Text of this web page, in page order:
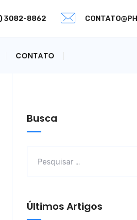
3082-8862
CONTATO
Busca
Últimos Artigos